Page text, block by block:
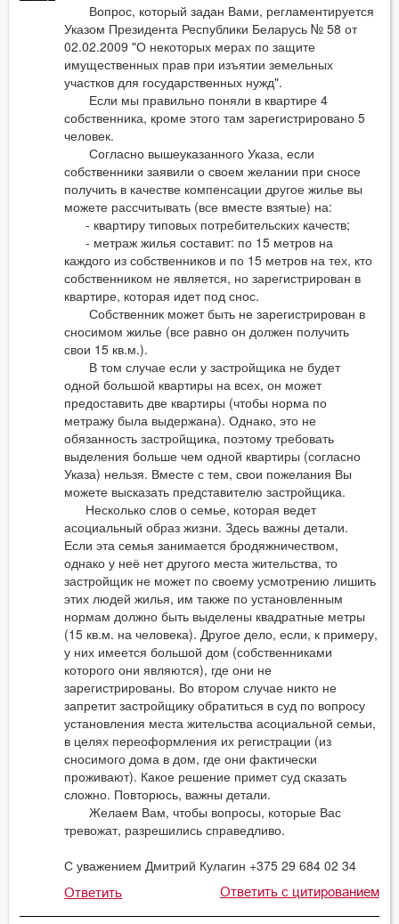
Вопрос, который задан Вами, регламентируется
Указом Президента Республики Беларусь № 58 от
02.02.2009 "О некоторых мерах по защите
имущественных прав при изъятии земельных
участков для государственных нужд".
Если мы правильно поняли в квартире 4
собственника, кроме этого там зарегистрировано 5
человек.
Согласно вышеуказанного Указа, если
собственники заявили о своем желании при сносе
получить в качестве компенсации другое жилье вы
можете рассчитывать (все вместе взятые) на:
- квартиру типовых потребительских качеств;
- метраж жилья составит: по 15 метров на
каждого из собственников и по 15 метров на тех, кто
собственником не является, но зарегистрирован в
квартире, которая идет под снос.
Собственник может быть не зарегистрирован в
сносимом жилье (все равно он должен получить
свои 15 кв.м.).
В том случае если у застройщика не будет
одной большой квартиры на всех, он может
предоставить две квартиры (чтобы норма по
метражу была выдержана). Однако, это не
обязанность застройщика, поэтому требовать
выделения больше чем одной квартиры (согласно
Указа) нельзя. Вместе с тем, свои пожелания Вы
можете высказать представителю застройщика.
Несколько слов о семье, которая ведет
асоциальный образ жизни. Здесь важны детали.
Если эта семья занимается бродяжничеством,
однако у неё нет другого места жительства, то
застройщик не может по своему усмотрению лишить
этих людей жилья, им также по установленным
нормам должно быть выделены квадратные метры
(15 кв.м. на человека). Другое дело, если, к примеру,
у них имеется большой дом (собственниками
которого они являются), где они не
зарегистрированы. Во втором случае никто не
запретит застройщику обратиться в суд по вопросу
установления места жительства асоциальной семьи,
в целях переоформления их регистрации (из
сносимого дома в дом, где они фактически
проживают). Какое решение примет суд сказать
сложно. Повторюсь, важны детали.
Желаем Вам, чтобы вопросы, которые Вас
тревожат, разрешились справедливо.
С уважением Дмитрий Кулагин +375 29 684 02 34
Ответить Ответить с цитированием